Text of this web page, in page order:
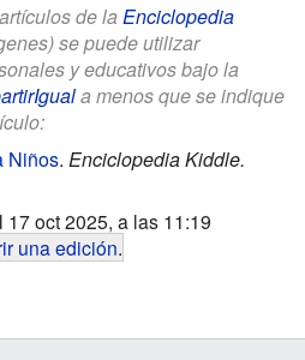
de la Enciclopedia
se puede utilizar
y educativos bajo la
a menos que se indique
Niños. Enciclopedia Kiddle.
oct 2025, a las 11:19
una edición.